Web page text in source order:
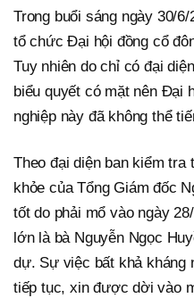
Trong buổi sáng ngày 30/
tổ chức Đại hội đồng cổ
Tuy nhiên do chỉ có đại
biểu quyết có mặt nên Đại
nghiệp này đã không thể
Theo đại diện ban kiểm
khỏe của Tổng Giám đốc
tốt do phải mổ vào ngày
lớn là bà Nguyễn Ngọc
dự. Sự việc bất khả kháng
tiếp tục, xin được dời vào